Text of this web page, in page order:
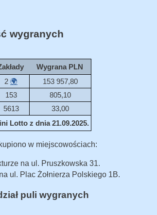
wygranych
Wygrana PLN
2 🌍
153 957,80
153
805,10
5613
33,00
Lotto z dnia 21.09.2025.
w miejscowościach:
na ul. Pruszkowska 31.
ul. Plac Żołnierza Polskiego 1B.
puli wygranych